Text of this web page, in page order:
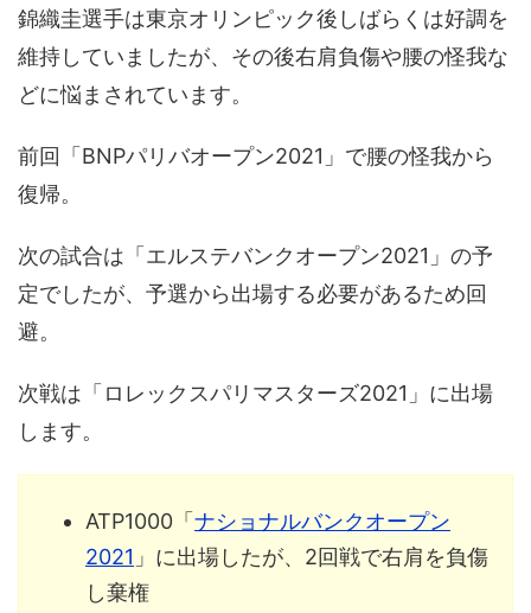
錦織圭選手は東京オリンピック後しばらくは好調を
維持していましたが、その後右肩負傷や腰の怪我な
どに悩まされています。
前回「BNPパリバオープン2021」で腰の怪我から
復帰。
次の試合は「エルステバンクオープン2021」の予
定でしたが、予選から出場する必要があるため回
避。
次戦は「ロレックスパリマスターズ2021」に出場
します。
ATP1000「 ナショナルバンクオープン
2021 」に出場したが、2回戦で右肩を負傷
し棄権